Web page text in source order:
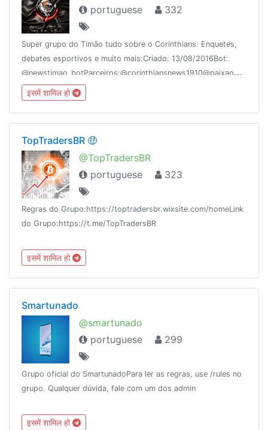
portuguese
332
Super grupo do Timão tudo sobre o Corinthians: Enquetes,
debates esportivos e muito mais:Criado: 13/08/2016Bot:
@newstimao_botParceiros:@corinthiansnews1910@paixaoCorinthiana
इसमें शामिल हो
TopTradersBR 🤑
@TopTradersBR
portuguese
323
Regras do Grupo:https://toptradersbr.wixsite.com/homeLink
do Grupo:https://t.me/TopTradersBR
इसमें शामिल हो
Smartunado
@smartunado
portuguese
299
Grupo oficial do SmartunadoPara ler as regras, use /rules no
grupo. Qualquer dúvida, fale com um dos admin
इसमें शामिल हो